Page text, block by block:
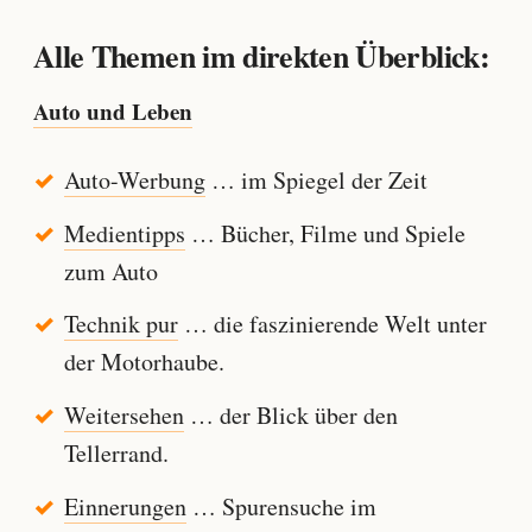
Alle Themen im direkten Überblick:
Auto und Leben
Auto-Werbung… im Spiegel der Zeit
Medientipps … Bücher, Filme und Spiele
zum Auto
Technik pur… die faszinierende Welt unter
der Motorhaube.
Weitersehen… der Blick über den
Tellerrand.
Einnerungen… Spurensuche im